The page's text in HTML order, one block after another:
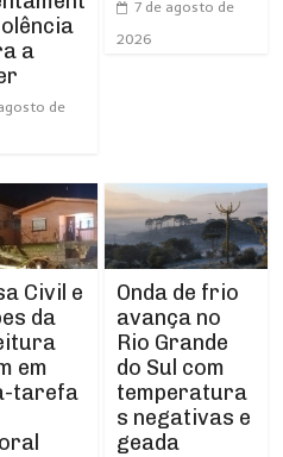
a
de
7 de agosto de
2026
Civil e
da
em
tarefa
Onda de frio
avança no
Rio Grande
do Sul com
temperatura
s negativas e
geada